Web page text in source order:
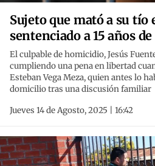
Sujeto que mató a su
sentenciado a 15 años
El culpable de homicidio, Jesús
cumpliendo una pena en libertad
Esteban Vega Meza, quien antes lo
domicilio tras una discusión familiar
Jueves 14 de Agosto, 2025 | 16:42